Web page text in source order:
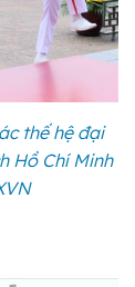
thế hệ đại
Hồ Chí Minh